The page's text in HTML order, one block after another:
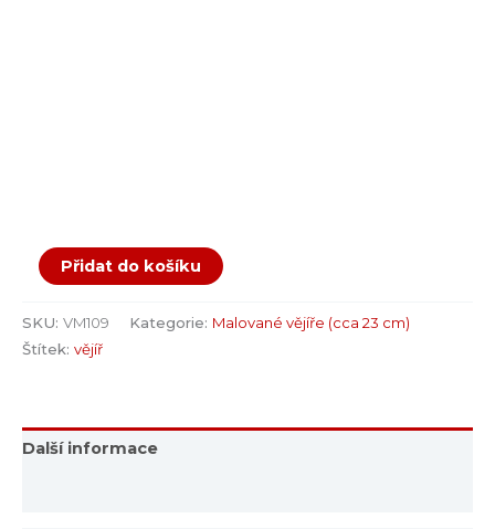
Přidat do košíku
SKU: VM109 Kategorie: Malované vějíře (cca 23 cm)
Štítek: vějíř
Další informace